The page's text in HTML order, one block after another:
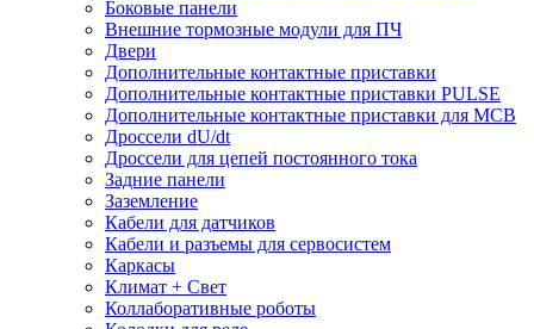
Боковые панели
Внешние тормозные модули для ПЧ
Двери
Дополнительные контактные приставки
Дополнительные контактные приставки PULSE
Дополнительные контактные приставки для MCB
Дроссели dU/dt
Дроссели для цепей постоянного тока
Задние панели
Заземление
Кабели для датчиков
Кабели и разъемы для сервосистем
Каркасы
Климат + Свет
Коллаборативные роботы